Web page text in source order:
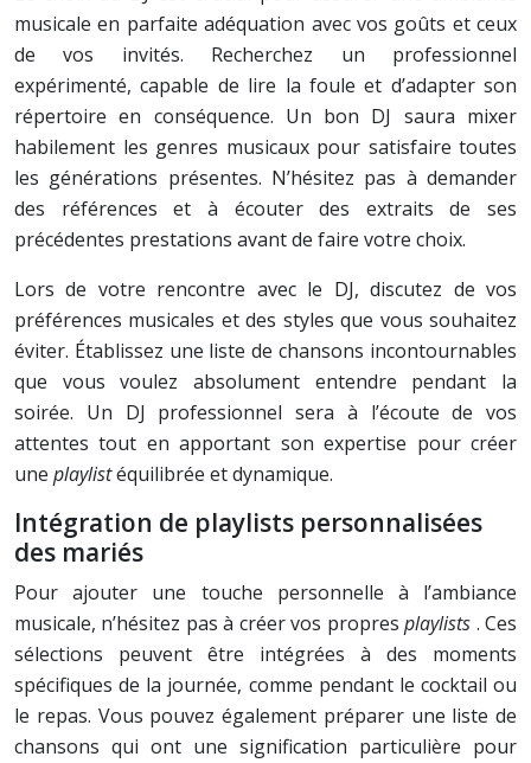
musicale en parfaite adéquation avec vos goûts et ceux
de vos invités. Recherchez un professionnel
expérimenté, capable de lire la foule et d’adapter son
répertoire en conséquence. Un bon DJ saura mixer
habilement les genres musicaux pour satisfaire toutes
les générations présentes. N’hésitez pas à demander
des références et à écouter des extraits de ses
précédentes prestations avant de faire votre choix.
Lors de votre rencontre avec le DJ, discutez de vos
préférences musicales et des styles que vous souhaitez
éviter. Établissez une liste de chansons incontournables
que vous voulez absolument entendre pendant la
soirée. Un DJ professionnel sera à l’écoute de vos
attentes tout en apportant son expertise pour créer
une playlistéquilibrée et dynamique.
Intégration de playlists personnalisées
des mariés
Pour ajouter une touche personnelle à l’ambiance
musicale, n’hésitez pas à créer vos propresplaylists . Ces
sélections peuvent être intégrées à des moments
spécifiques de la journée, comme pendant le cocktail ou
le repas. Vous pouvez également préparer une liste de
chansons qui ont une signification particulière pour